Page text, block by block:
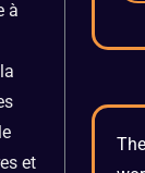
à
et